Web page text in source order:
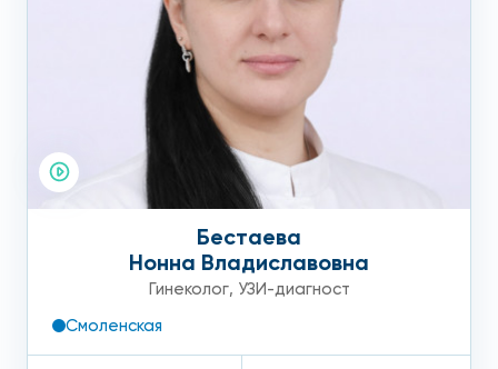
Бестаева
Нонна Владиславовна
Гинеколог, УЗИ-диагност
Смоленская